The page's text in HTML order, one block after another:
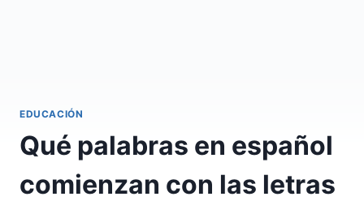
EDUCACIÓN
Qué palabras en español
comienzan con las letras